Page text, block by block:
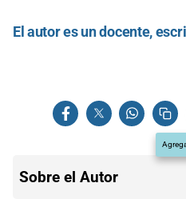
El autor es un docente,
Sobre el Autor